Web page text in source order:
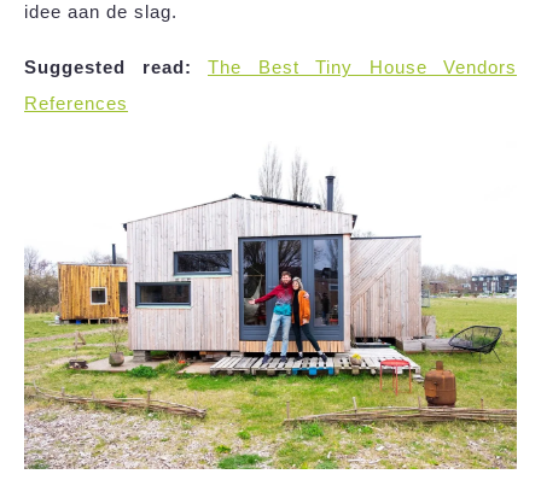
idee aan de slag.
Suggested read:
The Best Tiny House Vendors
References